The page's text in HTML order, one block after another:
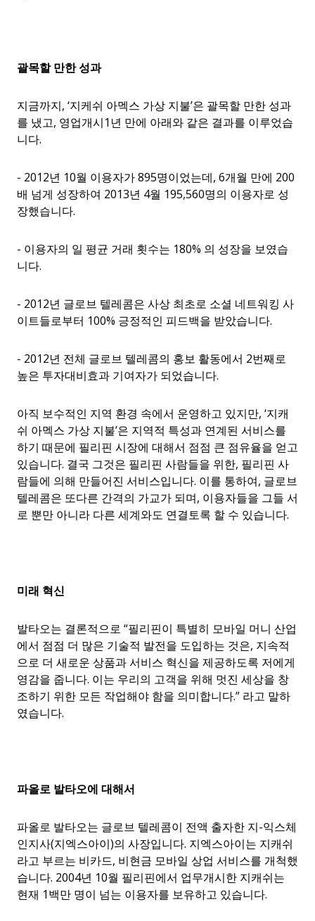
괄목할 만한성과
지금까지, ‘지케쉬 아멕스 가상 지불’은 괄목할 만한 성과
를 냈고, 영업개시1년 만에 아래와 같은 결과를 이루었습
니다.
- 2012년 10월 이용자가 895명이었는데, 6개월 만에 200
배 넘게 성장하여 2013년 4월 195,560명의 이용자로 성
장했습니다.
- 이용자의 일 평균 거래 횟수는 180% 의 성장을 보였습
니다.
- 2012년 글로브 텔레콤은 사상 최초로 소셜 네트워킹 사
이트들로부터 100% 긍정적인 피드백을 받았습니다.
- 2012년 전체 글로브 텔레콤의 홍보 활동에서 2번째로
높은 투자대비효과 기여자가 되었습니다.
아직 보수적인 지역 환경 속에서 운영하고 있지만, ‘지캐
쉬 아멕스 가상 지불’은 지역적 특성과 연계된 서비스를
하기 때문에 필리핀 시장에 대해서 점점 큰 점유율을 얻고
있습니다. 결국 그것은 필리핀 사람들을 위한, 필리핀 사
람들에 의해 만들어진 서비스입니다. 이를 통하여, 글로브
텔레콤은 또다른 간격의 가교가 되며, 이용자들을 그들 서
로 뿐만 아니라 다른 세계와도 연결토록 할 수 있습니다.
미래 혁신
발타오는 결론적으로 “필리핀이 특별히 모바일 머니 산업
에서 점점 더 많은 기술적 발전을 도입하는 것은, 지속적
으로 더 새로운 상품과 서비스 혁신을 제공하도록 저에게
영감을 줍니다. 이는 우리의 고객을 위해 멋진 세상을 창
조하기 위한 모든 작업해야 함을 의미합니다.” 라고 말하
였습니다.
파올로 발타오에 대해서
파올로 발타오는 글로브 텔레콤이 전액 출자한 지-익스체
인지사(지엑스아이)의 사장입니다. 지엑스아이는 지캐쉬
라고 부르는 비카드, 비현금 모바일 상업 서비스를 개척했
습니다. 2004년 10월 필리핀에서 업무개시한 지캐쉬는
현재 1백만 명이 넘는 이용자를 보유하고 있습니다.